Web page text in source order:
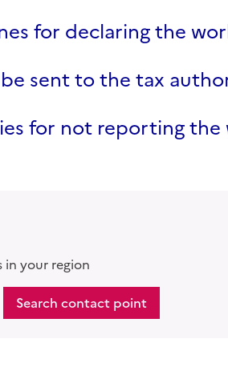
for declaring the
sent to the tax
for not reporting the
in your region
Search contact point